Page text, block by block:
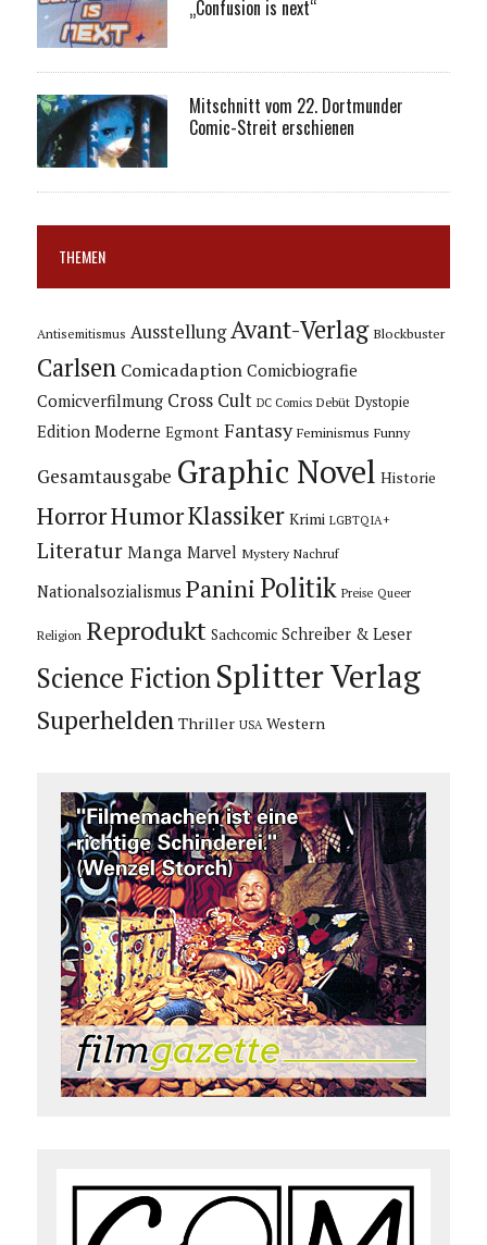
„Confusion is next“
Mitschnitt vom 22. Dortmunder
Comic-Streit erschienen
THEMEN
Antisemitismus Ausstellung Avant-Verlag Blockbuster
Carlsen Comicadaption Comicbiografie
Comicverfilmung Cross Cult DC Comics Debüt Dystopie
Edition Moderne Egmont Fantasy Feminismus Funny
Gesamtausgabe Graphic Novel Historie
HorrorHumorKlassiker Krimi LGBTQIA+
Literatur Manga Marvel Mystery Nachruf
Nationalsozialismus Panini Politik Preise Queer
Religion Reprodukt Sachcomic Schreiber & Leser
Science Fiction Splitter Verlag
Superhelden Thriller USA Western